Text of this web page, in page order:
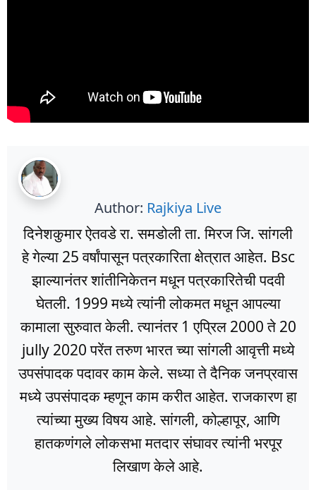
Author: Rajkiya Live
दिनेशकुमार ऐतवडे रा. समडोली ता. मिरज जि. सांगली
हे गेल्या 25 वर्षांपासून पत्रकारिता क्षेत्रात आहेत. Bsc
झाल्यानंतर शांतीनिकेतन मधून पत्रकारितेची पदवी
घेतली. 1999 मध्ये त्यांनी लोकमत मधून आपल्या
कामाला सुरुवात केली. त्यानंतर 1 एप्रिल 2000 ते 20
jully 2020 परेंत तरुण भारत च्या सांगली आवृत्ती मध्ये
उपसंपादक पदावर काम केले. सध्या ते दैनिक जनप्रवास
मध्ये उपसंपादक म्हणून काम करीत आहेत. राजकारण हा
त्यांच्या मुख्य विषय आहे. सांगली, कोल्हापूर, आणि
हातकणंगले लोकसभा मतदार संघावर त्यांनी भरपूर
लिखाण केले आहे.